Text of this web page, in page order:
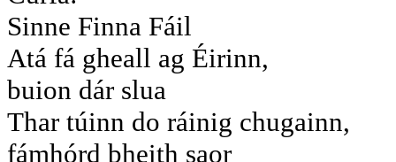
Sinne Finna Fáil
Atá fá gheall ag Éirinn,
buion dár slua
Thar túinn do ráinig chugainn,
fámhórd bheith saor